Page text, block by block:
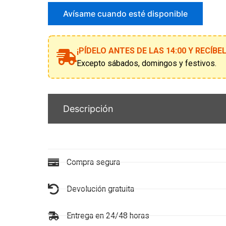
la
lista
de
espera
Avísame cuando esté disponible
¡PÍDELO ANTES DE LAS 14:00 Y
Excepto sábados, domingos y festivos.
Descripción
Compra segura
Devolución gratuita
Entrega en 24/48 horas